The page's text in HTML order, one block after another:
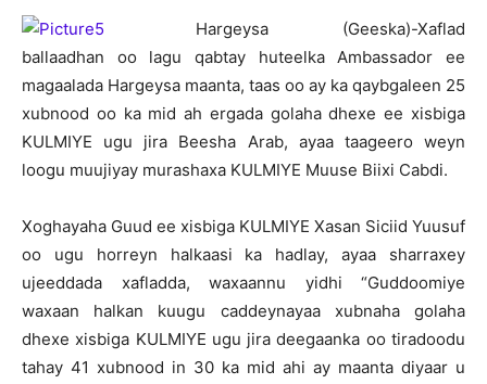
Hargeysa (Geeska)-Xaflad
ballaadhan oo lagu qabtay huteelka Ambassador ee
magaalada Hargeysa maanta, taas oo ay ka qaybgaleen 25
xubnood oo ka mid ah ergada golaha dhexe ee xisbiga
KULMIYE ugu jira Beesha Arab, ayaa taageero weyn
loogu muujiyay murashaxa KULMIYE Muuse Biixi Cabdi.
Xoghayaha Guud ee xisbiga KULMIYE Xasan Siciid Yuusuf
oo ugu horreyn halkaasi ka hadlay, ayaa sharraxey
ujeeddada xafladda, waxaannu yidhi “Guddoomiye
waxaan halkan kuugu caddeynayaa xubnaha golaha
dhexe xisbiga KULMIYE ugu jira deegaanka oo tiradoodu
tahay 41 xubnood in 30 ka mid ahi ay maanta diyaar u